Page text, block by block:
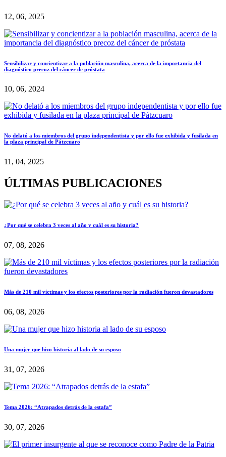
12, 06, 2025
Sensibilizar y concientizar a la población masculina, acerca de la importancia del
diagnóstico precoz del cáncer de próstata
10, 06, 2024
No delató a los miembros del grupo independentista y por ello fue exhibida y fusilada en
la plaza principal de Pátzcuaro
11, 04, 2025
ÚLTIMAS PUBLICACIONES
¿Por qué se celebra 3 veces al año y cuál es su historia?
07, 08, 2026
Más de 210 mil víctimas y los efectos posteriores por la radiación fueron devastadores
06, 08, 2026
Una mujer que hizo historia al lado de su esposo
31, 07, 2026
Tema 2026: “Atrapados detrás de la estafa”
30, 07, 2026